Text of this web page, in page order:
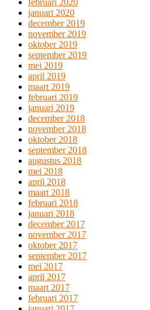
januari 2020
december 2019
november 2019
oktober 2019
september 2019
mei 2019
april 2019
maart 2019
februari 2019
januari 2019
december 2018
november 2018
oktober 2018
september 2018
augustus 2018
mei 2018
april 2018
maart 2018
februari 2018
januari 2018
december 2017
november 2017
oktober 2017
september 2017
mei 2017
april 2017
maart 2017
februari 2017